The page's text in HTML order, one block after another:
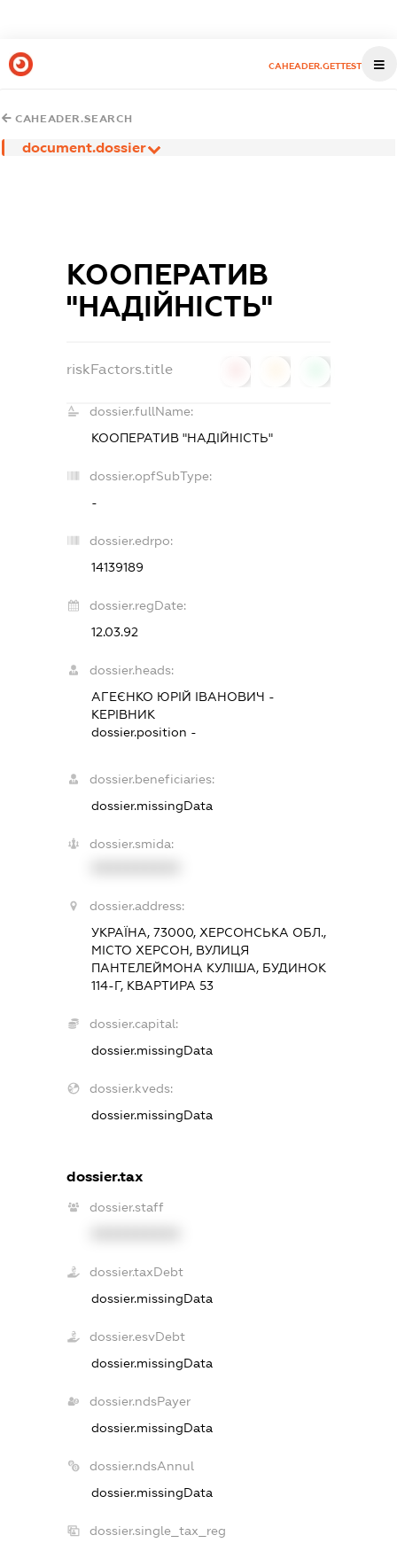
CAHEADER.GETTEST
CAHEADER.SEARCH
document.dossier
КООПЕРАТИВ
"НАДІЙНІСТЬ"
riskFactors.title
dossier.fullName:
КООПЕРАТИВ "НАДІЙНІСТЬ"
dossier.opfSubType:
-
dossier.edrpo:
14139189
dossier.regDate:
12.03.92
dossier.heads:
АГЕЄНКО ЮРІЙ ІВАНОВИЧ -
КЕРІВНИК
dossier.position -
dossier.beneficiaries:
dossier.missingData
dossier.smida:
dossier.address:
УКРАЇНА, 73000, ХЕРСОНСЬКА ОБЛ.,
МІСТО ХЕРСОН, ВУЛИЦЯ
ПАНТЕЛЕЙМОНА КУЛІША, БУДИНОК
114-Г, КВАРТИРА 53
dossier.capital:
dossier.missingData
dossier.kveds:
dossier.missingData
dossier.tax
dossier.staff
dossier.taxDebt
dossier.missingData
dossier.esvDebt
dossier.missingData
dossier.ndsPayer
dossier.missingData
dossier.ndsAnnul
dossier.missingData
dossier.single_tax_reg